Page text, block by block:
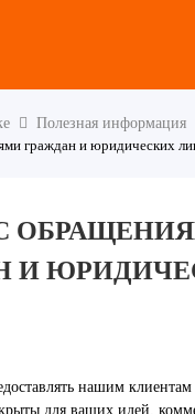
Полезная информация
граждан и юридических
И
нашим
для ваших идей,